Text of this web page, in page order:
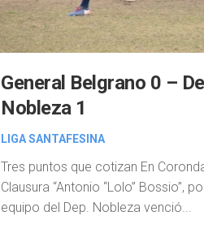
General Belgrano 0 –
Nobleza 1
LIGA SANTAFESINA
Tres puntos que cotizan En
Clausura “Antonio “Lolo” Bossio”,
equipo del Dep. Nobleza venció...